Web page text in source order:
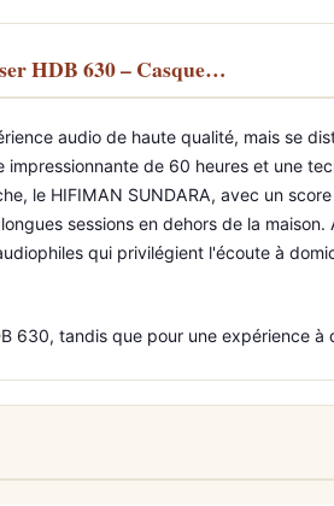
HDB 630 – Casque…
audio de haute qualité, mais se
de 60 heures et une
le HIFIMAN SUNDARA, avec un
sessions en dehors de la
qui privilégient l'écoute à
630, tandis que pour une expérience à